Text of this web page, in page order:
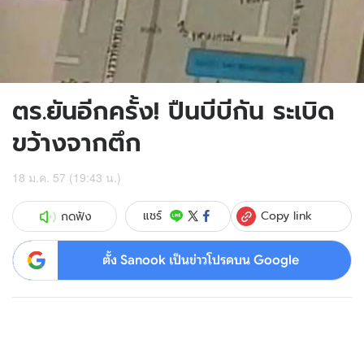
ตร.ยันอีกครั้ง! ปืนบีบีกัน ระเบิด
ขว้างจากตึก
18 ม.ค. 57 (19:43 น.)
กดฟัง แชร์ Copy link
ตั้ง Sanook เป็นข่าวโปรดบน Google